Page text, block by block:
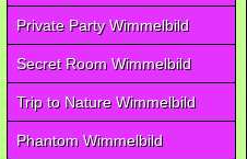
Private Party Wimmelbild
Secret Room Wimmelbild
Trip to Nature Wimmelbild
Phantom Wimmelbild